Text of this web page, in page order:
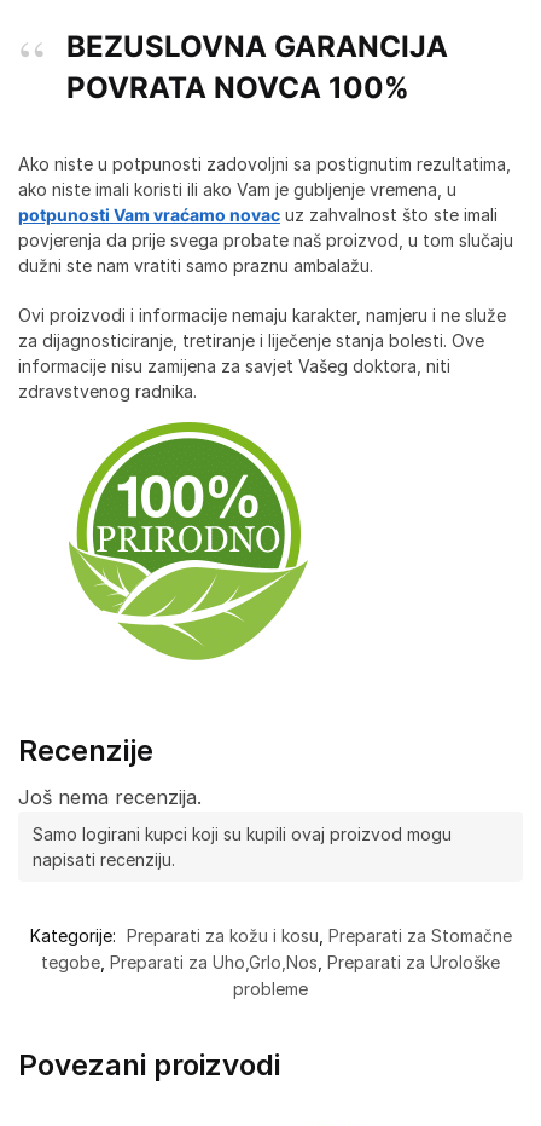
BEZUSLOVNA GARANCIJA
POVRATA NOVCA 100%
Ako niste u potpunosti zadovoljni sa postignutim rezultatima,
ako niste imali koristi ili ako Vam je gubljenje vremena, u
potpunosti Vam vraćamo novac uz zahvalnost što ste imali
povjerenja da prije svega probate naš proizvod, u tom slučaju
dužni ste nam vratiti samo praznu ambalažu.
Ovi proizvodi i informacije nemaju karakter, namjeru i ne služe
za dijagnosticiranje, tretiranje i liječenje stanja bolesti. Ove
informacije nisu zamijena za savjet Vašeg doktora, niti
zdravstvenog radnika.
Recenzije
Još nema recenzija.
Samo logirani kupci koji su kupili ovaj proizvod mogu
napisati recenziju.
Kategorije: Preparati za kožu i kosu Preparati za Stomačne
tegobe Preparati za Uho,Grlo,Nos Preparati za Urološke
probleme
Povezani proizvodi